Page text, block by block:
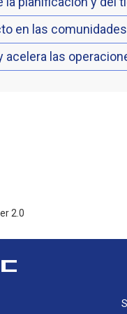
en las
acelera las
2.0